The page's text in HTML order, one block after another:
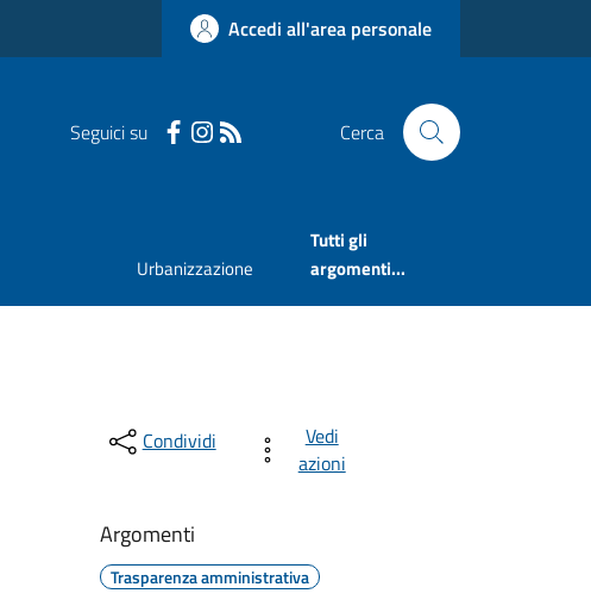
Accedi all'area personale
Seguici su Cerca
Urbanizzazione
Tutti gli
argomenti...
Condividi
Vedi
azioni
Argomenti
Trasparenza amministrativa